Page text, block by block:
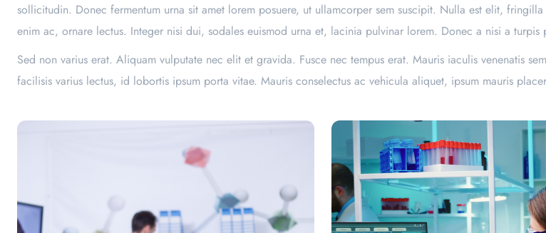
sollicitudin. Donec fermentum urna sit amet lorem posuere, ut ullamcorper sem suscipit. Nulla est elit,
enim ac, ornare lectus. Integer nisi dui, sodales euismod urna et, lacinia pulvinar lorem. Donec a nisi a
Sed non varius erat. Aliquam vulputate nec elit et gravida. Fusce nec tempus erat. Mauris iaculis venenatis
facilisis varius lectus, id lobortis ipsum porta vitae. Mauris conselectus ac vehicula aliquet, ipsum mauris